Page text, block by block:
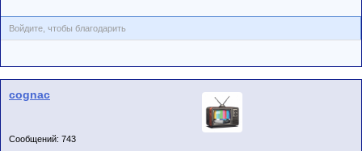
Войдите, чтобы благодарить
cognac
Сообщений: 743